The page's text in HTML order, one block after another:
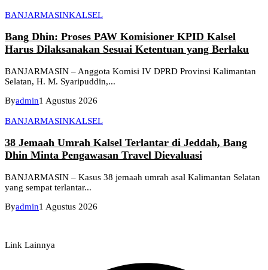
BANJARMASINKALSEL
Bang Dhin: Proses PAW Komisioner KPID Kalsel
Harus Dilaksanakan Sesuai Ketentuan yang Berlaku
BANJARMASIN – Anggota Komisi IV DPRD Provinsi Kalimantan
Selatan, H. M. Syaripuddin,...
Byadmin1 Agustus 2026
BANJARMASINKALSEL
38 Jemaah Umrah Kalsel Terlantar di Jeddah, Bang
Dhin Minta Pengawasan Travel Dievaluasi
BANJARMASIN – Kasus 38 jemaah umrah asal Kalimantan Selatan
yang sempat terlantar...
Byadmin1 Agustus 2026
Link Lainnya